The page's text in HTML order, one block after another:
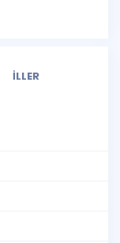
İLLER